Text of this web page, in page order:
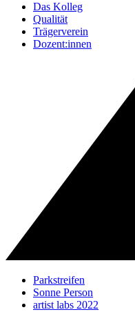
Das Kolleg
Qualität
Trägerverein
Dozent:innen
Parkstreifen
Sonne Person
artist labs 2022